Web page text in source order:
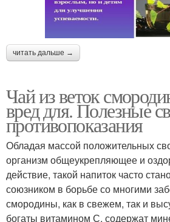
читать дальше →
Чай из веток
вред для. Полезные
противопоказания
Обладая массой положительных
организм общеукрепляющее и
действие, такой напиток часто
союзником в борьбе со многими
смородины, как в свежем, так и
богаты витамином С, содержат